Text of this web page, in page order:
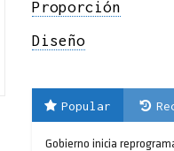
Proporción
Diseño
Popular
Gobierno inicia